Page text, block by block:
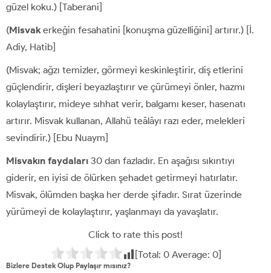
güzel koku.) [Taberani]
(Misvakerkeğin fesahatini [konuşma güzelliğini] artırır.) [İ.
Adiy, Hatib]
(Misvak; ağzı temizler, görmeyi keskinleştirir, diş etlerini
güçlendirir, dişleri beyazlaştırır ve çürümeyi önler, hazmı
kolaylaştırır, mideye sıhhat verir, balgamı keser, hasenatı
artırır. Misvak kullanan, Allahü teâlâyı razı eder, melekleri
sevindirir.) [Ebu Nuaym]
Misvakın faydaları 30 dan fazladır. En aşağısı sıkıntıyı
giderir, en iyisi de ölürken şehadet getirmeyi hatırlatır.
Misvak, ölümden başka her derde şifadır. Sırat üzerinde
yürümeyi de kolaylaştırır, yaşlanmayı da yavaşlatır.
Click to rate this post!
[Total: 0Average: 0]
Bizlere Destek Olup Paylaşır mısınız?